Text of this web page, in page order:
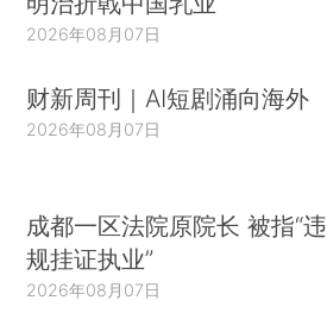
2026年08月07日
财新周刊｜AI短剧涌向海外
2026年08月07日
成都一区法院原院长 被指“违
规挂证执业”
2026年08月07日